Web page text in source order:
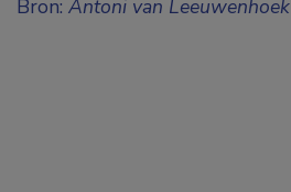
Bron: Antoni van Leeuwenhoek